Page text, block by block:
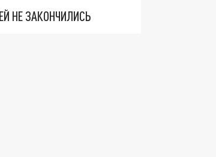
НЕ ЗАКОНЧИЛИСЬ